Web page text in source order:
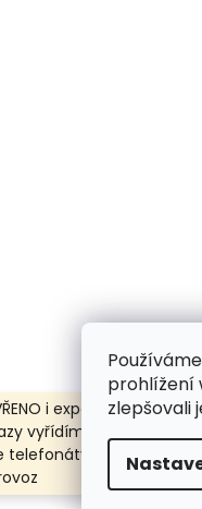
prohlížení
zlepšovali
i expedice | 31.7.-8.8.
vyřídíme po dovolené.
telefonáty!!! | Ostatní dny